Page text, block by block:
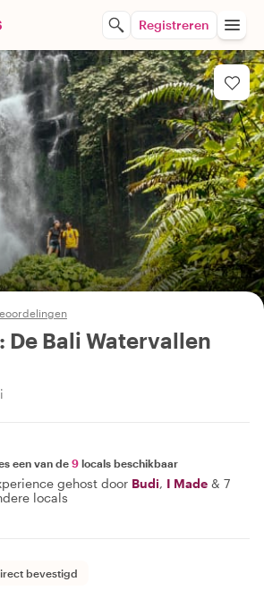
Registreren
De Bali Watervallen
een van de 9 locals beschikbaar
gehost door Budi, I Made & 7
locals
bevestigd